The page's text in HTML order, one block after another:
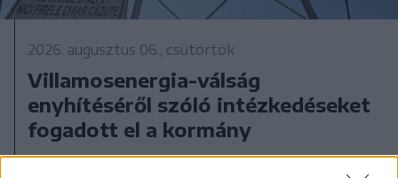
2026. augusztus 06., csütörtök
Villamosenergia-válság
enyhítéséről szóló intézkedéseket
fogadott el a kormány